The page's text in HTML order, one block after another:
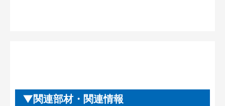
関連部材・関連情報